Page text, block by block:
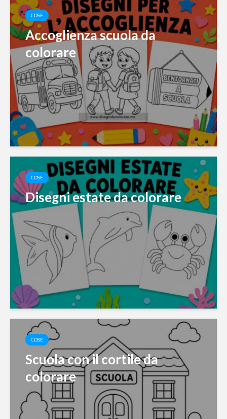
COSE
Accoglienza scuola da
colorare
COSE
Disegni estate da colorare
COSE
Scuola con il cortile da
colorare